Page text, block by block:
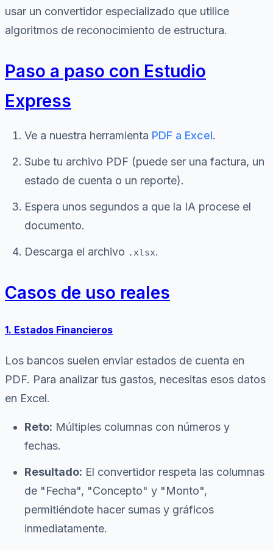
usar un convertidor especializado que utilice
algoritmos de reconocimiento de estructura.
Paso a paso con Estudio
Express
Ve a nuestra herramienta PDF a Excel.
Sube tu archivo PDF (puede ser una factura, un
estado de cuenta o un reporte).
Espera unos segundos a que la IA procese el
documento.
Descarga el archivo .xlsx.
Casos de uso reales
1. Estados Financieros
Los bancos suelen enviar estados de cuenta en
PDF. Para analizar tus gastos, necesitas esos datos
en Excel.
Reto: Múltiples columnas con números y
fechas.
Resultado: El convertidor respeta las columnas
de "Fecha", "Concepto" y "Monto",
permitiéndote hacer sumas y gráficos
inmediatamente.